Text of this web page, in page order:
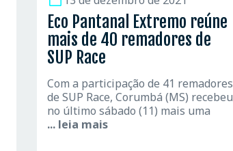
Eco Pantanal Extremo reúne
mais de 40 remadores de
SUP Race
Com a participação de 41 remadores
de SUP Race, Corumbá (MS) recebeu
no último sábado (11) mais uma
... leia mais